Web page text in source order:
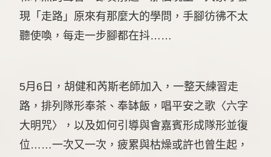
現「走路」原來有那麼大的學問，手腳彷彿不太
聽使喚，每走一步腳都在抖……
5月6日，胡健和芮斯老師加入，一整天練習走
路，排列隊形奉茶、奉缽飯，唱平安之歌〈六字
大明咒〉，以及如何引導與會嘉賓形成隊形並復
位……一次又一次，疲累與枯燥或許也曾生起，